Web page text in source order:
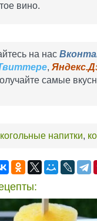
вино.
на нас
,
самые
напитки,